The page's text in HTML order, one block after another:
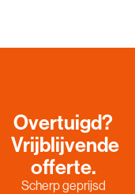
Overtuigd?
Vrijblijvende
offerte.
Scherp geprijsd